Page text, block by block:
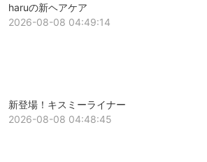
haruの新ヘアケア
2026-08-08 04:49:14
新登場！キスミーライナー
2026-08-08 04:48:45